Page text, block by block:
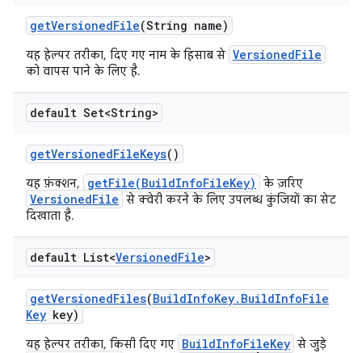
getVersionedFile(String name)
यह हेल्पर तरीका, दिए गए नाम के हिसाब से VersionedFile
को वापस पाने के लिए है.
default Set<String>
getVersionedFileKeys()
यह फ़ंक्शन, getFile(BuildInfoFileKey) के ज़रिए
VersionedFile से क्वेरी करने के लिए उपलब्ध कुंजियों का सेट
दिखाता है.
default List<VersionedFile>
getVersionedFiles(BuildInfoKey. BuildInfoFile
Key key)
यह हेल्पर तरीका, किसी दिए गए BuildInfoFileKey से जुड़े